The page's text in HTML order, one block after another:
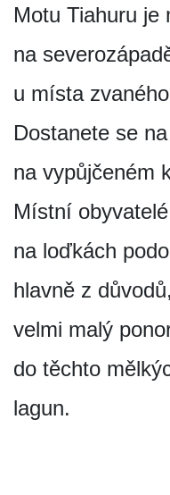
Motu Tiahuru je
na
u místa
Dostanete se
na vypůjčeném
Místní
na loďkách
hlavně z
velmi malý
do těchto
lagun.